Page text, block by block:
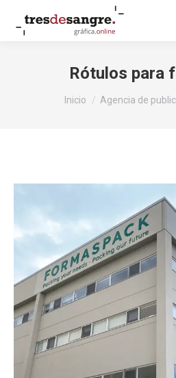
Rótulos para
Inicio Agencia de